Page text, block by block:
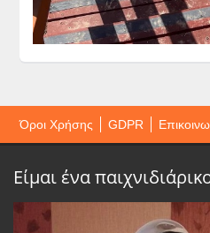
Όροι Χρήσης GDPR
Είμαι ένα